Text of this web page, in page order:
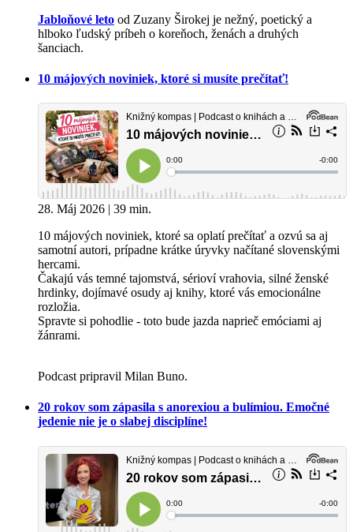
Jabloňové leto od Zuzany Širokej je nežný, poetický a
hlboko ľudský príbeh o koreňoch, ženách a druhých
šanciach.
10 májových noviniek, ktoré si musíte prečítať!
28. Máj 2026 | 39 min.
10 májových noviniek, ktoré sa oplatí prečítať a ozvú sa aj
samotní autori, prípadne krátke úryvky načítané slovenskými
hercami.
Čakajú vás temné tajomstvá, sérioví vrahovia, silné ženské
hrdinky, dojímavé osudy aj knihy, ktoré vás emocionálne
rozložia.
Spravte si pohodlie - toto bude jazda naprieč emóciami aj
žánrami.
Podcast pripravil Milan Buno.
20 rokov som zápasila s anorexiou a bulímiou. Emočné
jedenie nie je o slabej disciplíne!